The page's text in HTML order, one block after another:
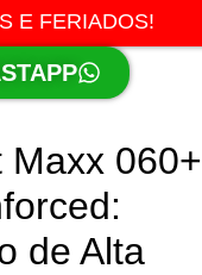
E FERIADOS!
Maxx 060+
de Alta